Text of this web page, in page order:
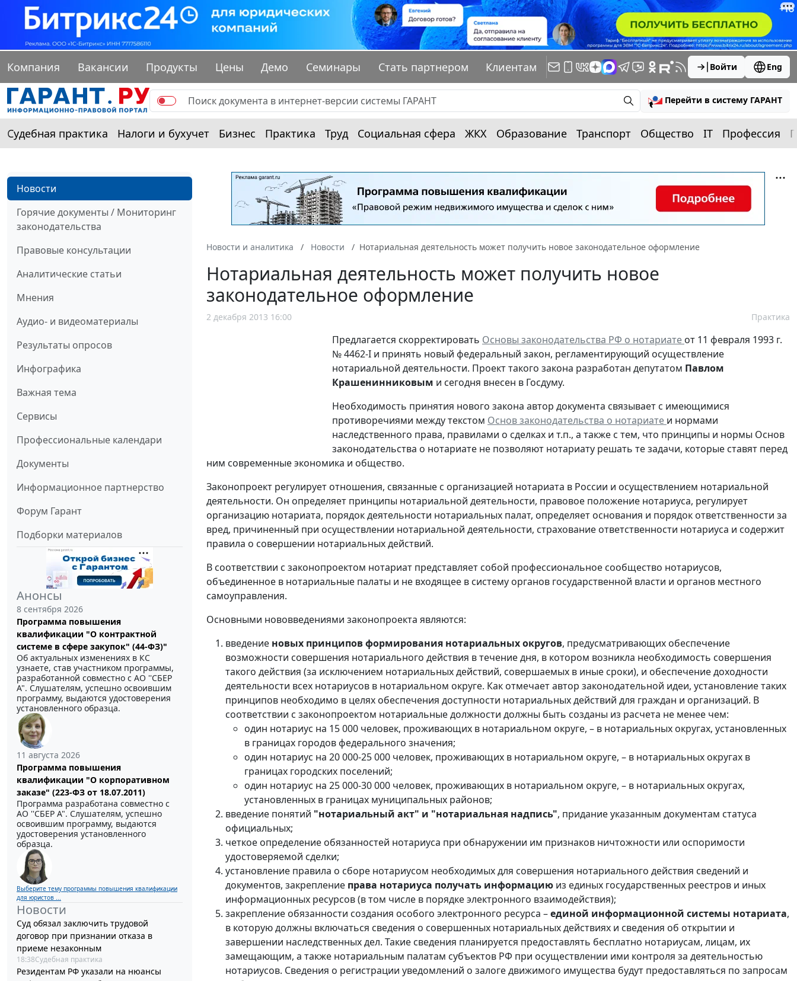
Компания Вакансии Продукты Цены Демо Семинары Стать партнером Клиентам Войти Eng
Перейти в систему ГАРАНТ
Судебная практика Налоги и бухучет Бизнес Практика Труд Социальная сфера ЖКХ Образование Транспорт Общество IT Профессия
Новости
Горячие документы / Мониторинг
законодательства
Правовые консультации
Аналитические статьи
Мнения
Аудио- и видеоматериалы
Результаты опросов
Инфографика
Важная тема
Сервисы
Профессиональные календари
Документы
Информационное партнерство
Форум Гарант
Подборки материалов
Анонсы
8 сентября 2026
Программа повышения
квалификации "О контрактной
системе в сфере закупок" (44-ФЗ)"
Об актуальных изменениях в КС
узнаете, став участником программы,
разработанной совместно с АО ''СБЕР
А". Слушателям, успешно освоившим
программу, выдаются удостоверения
установленного образца.
11 августа 2026
Программа повышения
квалификации "О корпоративном
заказе" (223-ФЗ от 18.07.2011)
Программа разработана совместно с
АО ''СБЕР А". Слушателям, успешно
освоившим программу, выдаются
удостоверения установленного
образца.
Выберите тему программы повышения квалификации
для юристов ...
Новости
Суд обязал заключить трудовой
договор при признании отказа в
приеме незаконным
18:38Судебная практика
Резидентам РФ указали на нюансы
Новости и аналитика Новости Нотариальная деятельность может получить новое законодательное оформление
Нотариальная деятельность может получить новое
законодательное оформление
2 декабря 2013 16:00 Практика
Предлагается скорректировать Основы законодательства РФ о нотариате от 11 февраля 1993 г.
№ 4462-I и принять новый федеральный закон, регламентирующий осуществление
нотариальной деятельности. Проект такого закона разработан депутатом Павлом
Крашенинниковым и сегодня внесен в Госдуму.
Необходимость принятия нового закона автор документа связывает с имеющимися
противоречиями между текстом Основ законодательства о нотариате и нормами
наследственного права, правилами о сделках и т.п., а также с тем, что принципы и нормы Основ
законодательства о нотариате не позволяют нотариату решать те задачи, которые ставят перед
ним современные экономика и общество.
Законопроект регулирует отношения, связанные с организацией нотариата в России и осуществлением нотариальной
деятельности. Он определяет принципы нотариальной деятельности, правовое положение нотариуса, регулирует
организацию нотариата, порядок деятельности нотариальных палат, определяет основания и порядок ответственности за
вред, причиненный при осуществлении нотариальной деятельности, страхование ответственности нотариуса и содержит
правила о совершении нотариальных действий.
В соответствии с законопроектом нотариат представляет собой профессиональное сообщество нотариусов,
объединенное в нотариальные палаты и не входящее в систему органов государственной власти и органов местного
самоуправления.
Основными нововведениями законопроекта являются:
введение новых принципов формирования нотариальных округов, предусматривающих обеспечение
возможности совершения нотариального действия в течение дня, в котором возникла необходимость совершения
такого действия (за исключением нотариальных действий, совершаемых в иные сроки), и обеспечение доходности
деятельности всех нотариусов в нотариальном округе. Как отмечает автор законодательной идеи, установление таких
принципов необходимо в целях обеспечения доступности нотариальных действий для граждан и организаций. В
соответствии с законопроектом нотариальные должности должны быть созданы из расчета не менее чем:
один нотариус на 15 000 человек, проживающих в нотариальном округе, – в нотариальных округах, установленных
в границах городов федерального значения;
один нотариус на 20 000-25 000 человек, проживающих в нотариальном округе, – в нотариальных округах в
границах городских поселений;
один нотариус на 25 000-30 000 человек, проживающих в нотариальном округе, – в нотариальных округах,
установленных в границах муниципальных районов;
введение понятий "нотариальный акт" и "нотариальная надпись", придание указанным документам статуса
официальных;
четкое определение обязанностей нотариуса при обнаружении им признаков ничтожности или оспоримости
удостоверяемой сделки;
установление правила о сборе нотариусом необходимых для совершения нотариального действия сведений и
документов, закрепление права нотариуса получать информацию из единых государственных реестров и иных
информационных ресурсов (в том числе в порядке электронного взаимодействия);
закрепление обязанности создания особого электронного ресурса –единой информационной системы нотариата,
в которую должны включаться сведения о совершенных нотариальных действиях и сведения об открытии и
завершении наследственных дел. Такие сведения планируется предоставлять бесплатно нотариусам, лицам, их
замещающим, а также нотариальным палатам субъектов РФ при осуществлении ими контроля за деятельностью
нотариусов. Сведения о регистрации уведомлений о залоге движимого имущества будут предоставляться по запросам